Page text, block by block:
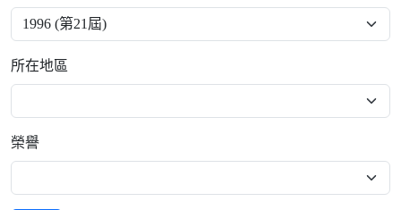
所在地區
榮譽